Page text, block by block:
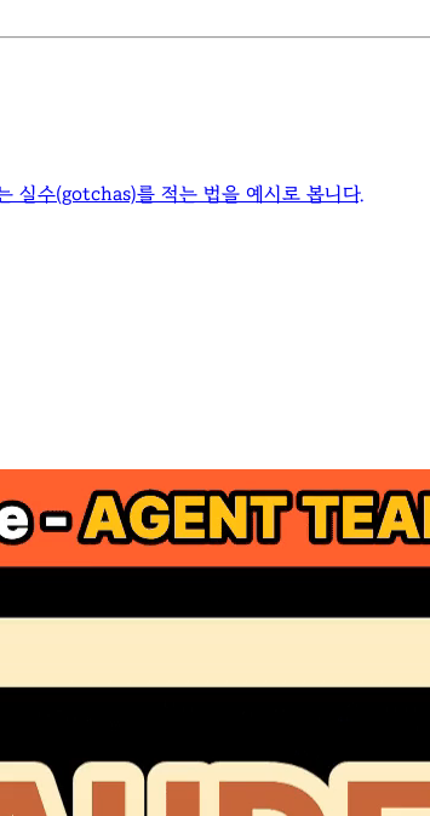
실수(gotchas)를 적는 법을 예시로 봅니다.